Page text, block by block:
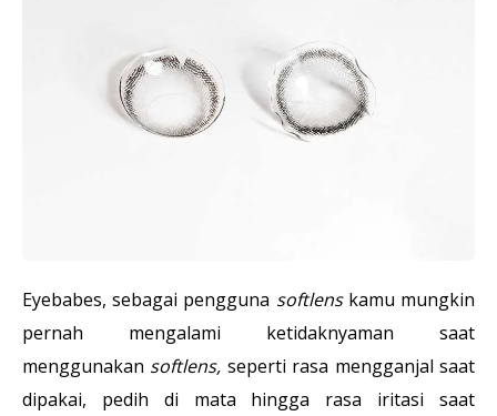
Eyebabes, sebagai pengguna softlenskamu mungkin
pernah mengalami ketidaknyaman saat
menggunakan softlens, seperti rasa mengganjal saat
dipakai, pedih di mata hingga rasa iritasi saat